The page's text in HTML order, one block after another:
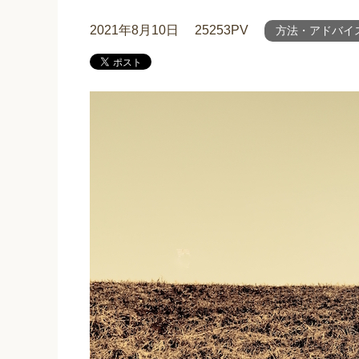
2021年8月10日 25253PV 方法・アドバイ